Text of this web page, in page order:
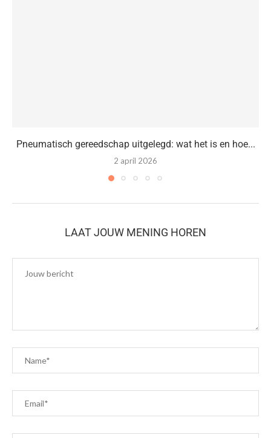
Pneumatisch gereedschap uitgelegd: wat het is en hoe...
2 april 2026
LAAT JOUW MENING HOREN